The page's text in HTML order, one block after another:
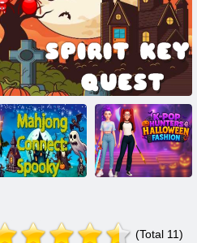
Spirit Key Quest
Mahjong
Connect Spooky
K Pop Hunter
Helovīna mode
(Total 11)